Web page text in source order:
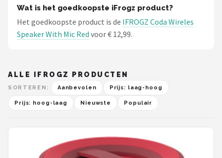
Wat is het goedkoopste iFrogz product?
Het goedkoopste product is de IFROGZ Coda Wireles
Speaker With Mic Red voor € 12,99.
ALLE IFROGZ PRODUCTEN
SORTEREN: Aanbevolen Prijs: laag-hoog
Prijs: hoog-laag Nieuwste Populair